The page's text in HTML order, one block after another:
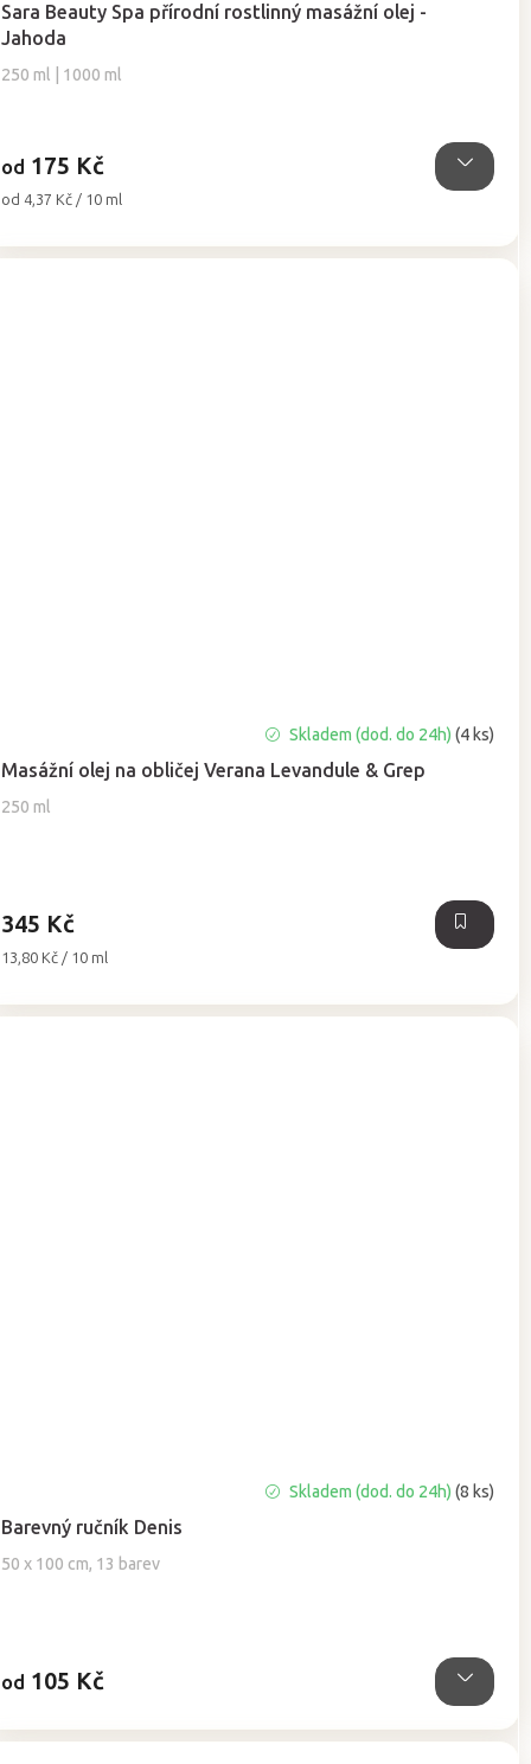
Sara Beauty Spa přírodní rostlinný masážní olej -
Jahoda
250 ml | 1000 ml
produktu
je
5,0
od 175 Kč
Měrná
od 4,37 Kč / 10 ml
Masážní olej na obličej Verana Levandule & Grep
250 ml
hodnocení
produktu
je
Skladem (dod. do 24h)(4 ks)
345 Kč
Měrná
13,80 Kč / 10 ml
Barevný ručník Denis
50 x 100 cm, 13 barev
hodnocení
produktu
je
Skladem (dod. do 24h)(8 ks)
od 105 Kč